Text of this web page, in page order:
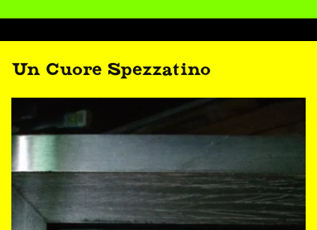
Un Cuore Spezzatino